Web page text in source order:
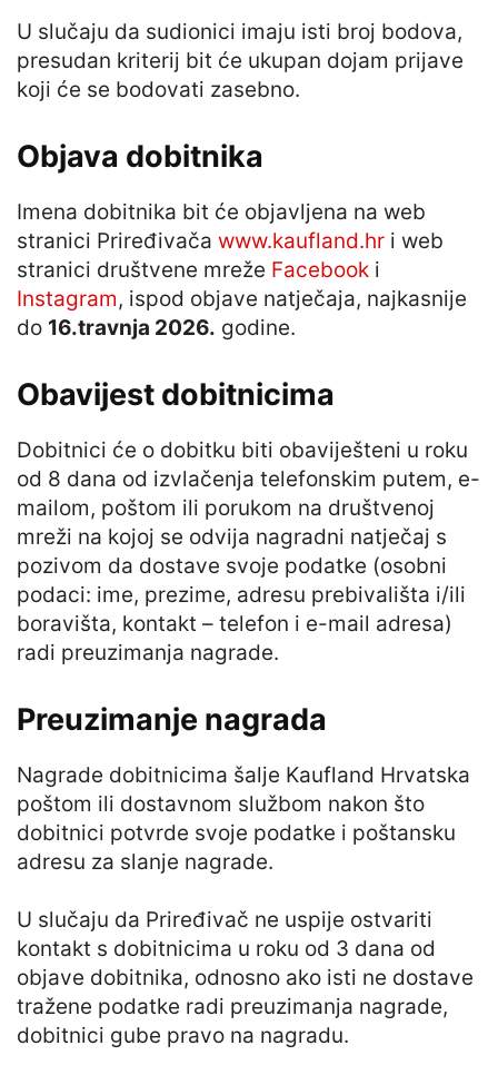
U slučaju da sudionici imaju isti broj bodova,
presudan kriterij bit će ukupan dojam prijave
koji će se bodovati zasebno.
Objava dobitnika
Imena dobitnika bit će objavljena na web
stranici Priređivača www.kaufland.hr i web
stranici društvene mreže Facebook i
Instagram, ispod objave natječaja, najkasnije
do 16.travnja 2026. godine.
Obavijest dobitnicima
Dobitnici će o dobitku biti obaviješteni u roku
od 8 dana od izvlačenja telefonskim putem, e-
mailom, poštom ili porukom na društvenoj
mreži na kojoj se odvija nagradni natječaj s
pozivom da dostave svoje podatke (osobni
podaci: ime, prezime, adresu prebivališta i/ili
boravišta, kontakt – telefon i e-mail adresa)
radi preuzimanja nagrade.
Preuzimanje nagrada
Nagrade dobitnicima šalje Kaufland Hrvatska
poštom ili dostavnom službom nakon što
dobitnici potvrde svoje podatke i poštansku
adresu za slanje nagrade.
U slučaju da Priređivač ne uspije ostvariti
kontakt s dobitnicima u roku od 3 dana od
objave dobitnika, odnosno ako isti ne dostave
tražene podatke radi preuzimanja nagrade,
dobitnici gube pravo na nagradu.